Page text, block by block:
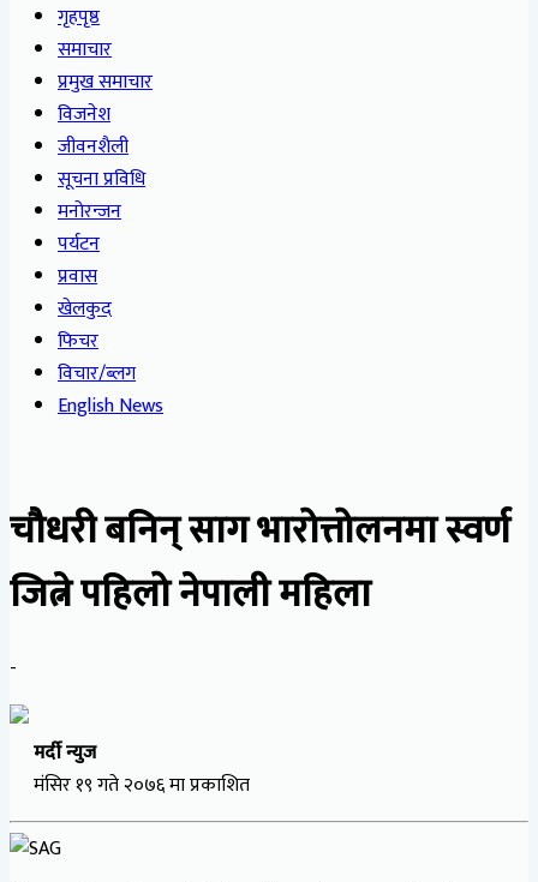
गृहपृष्ठ
समाचार
प्रमुख समाचार
विजनेश
जीवनशैली
सूचना प्रविधि
मनोरन्जन
पर्यटन
प्रवास
खेलकुद
फिचर
विचार/ब्लग
English News
चौधरी बनिन् साग भारोत्तोलनमा स्वर्ण
जित्ने पहिलो नेपाली महिला
-
मर्दी न्युज
मंसिर १९ गते २०७६ मा प्रकाशित